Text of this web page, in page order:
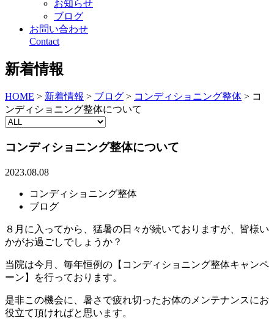
お知らせ
ブログ
お問い合わせ
Contact
新着情報
HOME > 新着情報 > ブログ > コンディショニング整体 > コ
ンディショニング整体について
コンディショニング整体について
2023.08.08
コンディショニング整体
ブログ
８月に入ってから、猛暑の日々が続いておりますが、皆様い
かがお過ごしでしょうか？
当院は今月、毎年恒例の【コンディショニング整体キャンペ
ーン】を行っております。
是非この機会に、暑さで疲れ切ったお体のメンテナンスにお
役立て頂ければと思います。